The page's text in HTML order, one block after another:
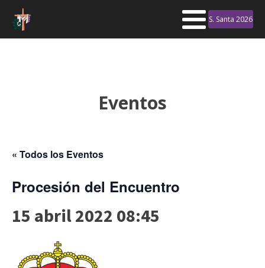
S. Santa 2026
Eventos
« Todos los Eventos
Procesión del Encuentro
15 abril 2022 08:45